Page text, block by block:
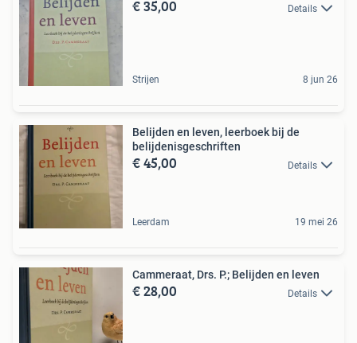
€ 35,00 Details
Strijen 8 jun 26
Belijden en leven, leerboek bij de
belijdenisgeschriften
€ 45,00 Details
Leerdam 19 mei 26
Cammeraat, Drs. P.; Belijden en leven
€ 28,00 Details